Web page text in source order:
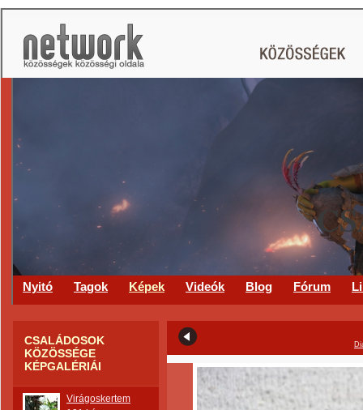
Nyitó Tagok Képek Videók Blog Fórum
CSALÁDOSOK
KÖZÖSSÉGE
KÉPGALÉRIÁI
Virágoskertem